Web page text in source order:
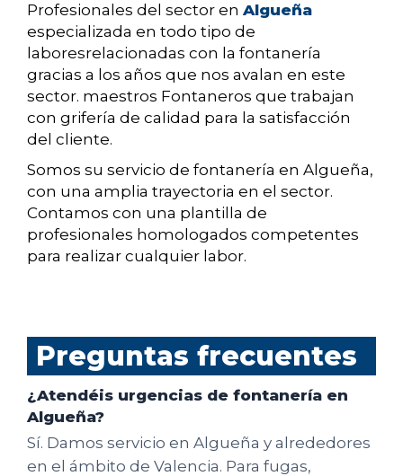
Profesionales del sector en Algueña
especializada en todo tipo de
laboresrelacionadas con la fontanería
gracias a los años que nos avalan en este
sector. maestros Fontaneros que trabajan
con grifería de calidad para la satisfacción
del cliente.
Somos su servicio de fontanería en Algueña,
con una amplia trayectoria en el sector.
Contamos con una plantilla de
profesionales homologados competentes
para realizar cualquier labor.
Preguntas frecuentes
¿Atendéis urgencias de fontanería en
Algueña?
Sí. Damos servicio en Algueña y alrededores
en el ámbito de Valencia. Para fugas,